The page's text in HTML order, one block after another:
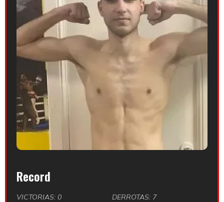
Record
VICTORIAS: 0
DERROTAS: 7